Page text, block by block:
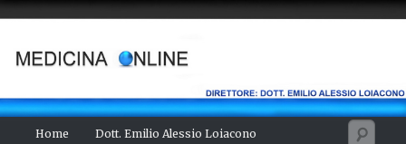
contenuto
principale
contenuto
secondario
Home Dott. Emilio Alessio Loiacono